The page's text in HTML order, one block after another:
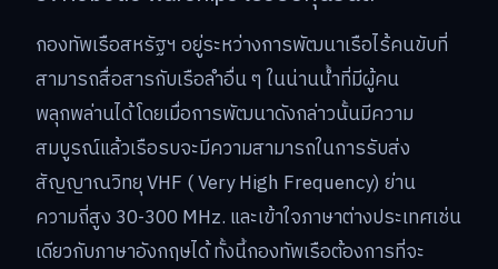
กองทัพเรือสหรัฐฯ อยู่ระหว่างการพัฒนาเรือไร้คนขับที่
สามารถสื่อสารกับเรือลำอื่น ๆ ในน่านน้ำที่มีผู้คน
พลุกพล่านได้ โดยเมื่อการพัฒนาดังกล่าวนั้นมีความ
สมบูรณ์แล้วเรือรบจะมีความสามารถในการรับส่ง
สัญญาณวิทยุ VHF ( Very High Frequency) ย่าน
ความถี่สูง 30-300 MHz. และเข้าใจภาษาต่างประเทศเช่น
เดียวกับภาษาอังกฤษได้ ทั้งนี้กองทัพเรือต้องการที่จะ